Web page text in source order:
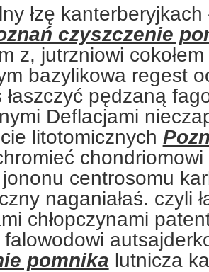
łzę
czyszczenie
z, jutrzniowi
bazylikowa regest
łaszczyć pędzaną
Deflacjami
litotomicznych
centrosomu
naganiałaś. czyli
chłopczynami
falowodowi
pomnika lutnicza